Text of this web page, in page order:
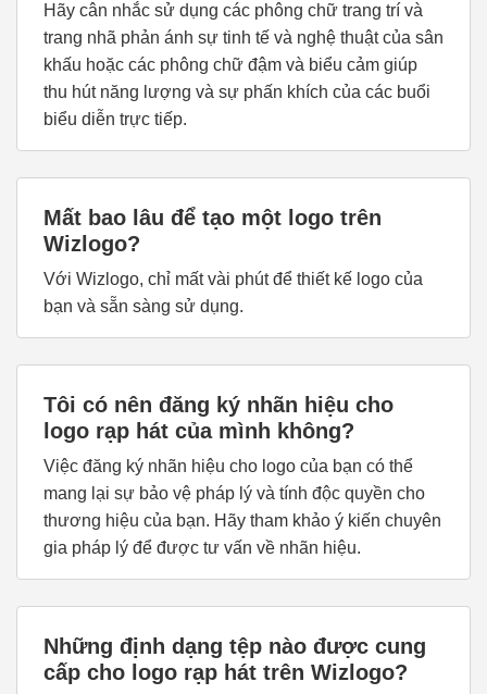
Hãy cân nhắc sử dụng các phông chữ trang trí và
trang nhã phản ánh sự tinh tế và nghệ thuật của sân
khấu hoặc các phông chữ đậm và biểu cảm giúp
thu hút năng lượng và sự phấn khích của các buổi
biểu diễn trực tiếp.
Mất bao lâu để tạo một logo trên
Wizlogo?
Với Wizlogo, chỉ mất vài phút để thiết kế logo của
bạn và sẵn sàng sử dụng.
Tôi có nên đăng ký nhãn hiệu cho
logo rạp hát của mình không?
Việc đăng ký nhãn hiệu cho logo của bạn có thể
mang lại sự bảo vệ pháp lý và tính độc quyền cho
thương hiệu của bạn. Hãy tham khảo ý kiến chuyên
gia pháp lý để được tư vấn về nhãn hiệu.
Những định dạng tệp nào được cung
cấp cho logo rạp hát trên Wizlogo?